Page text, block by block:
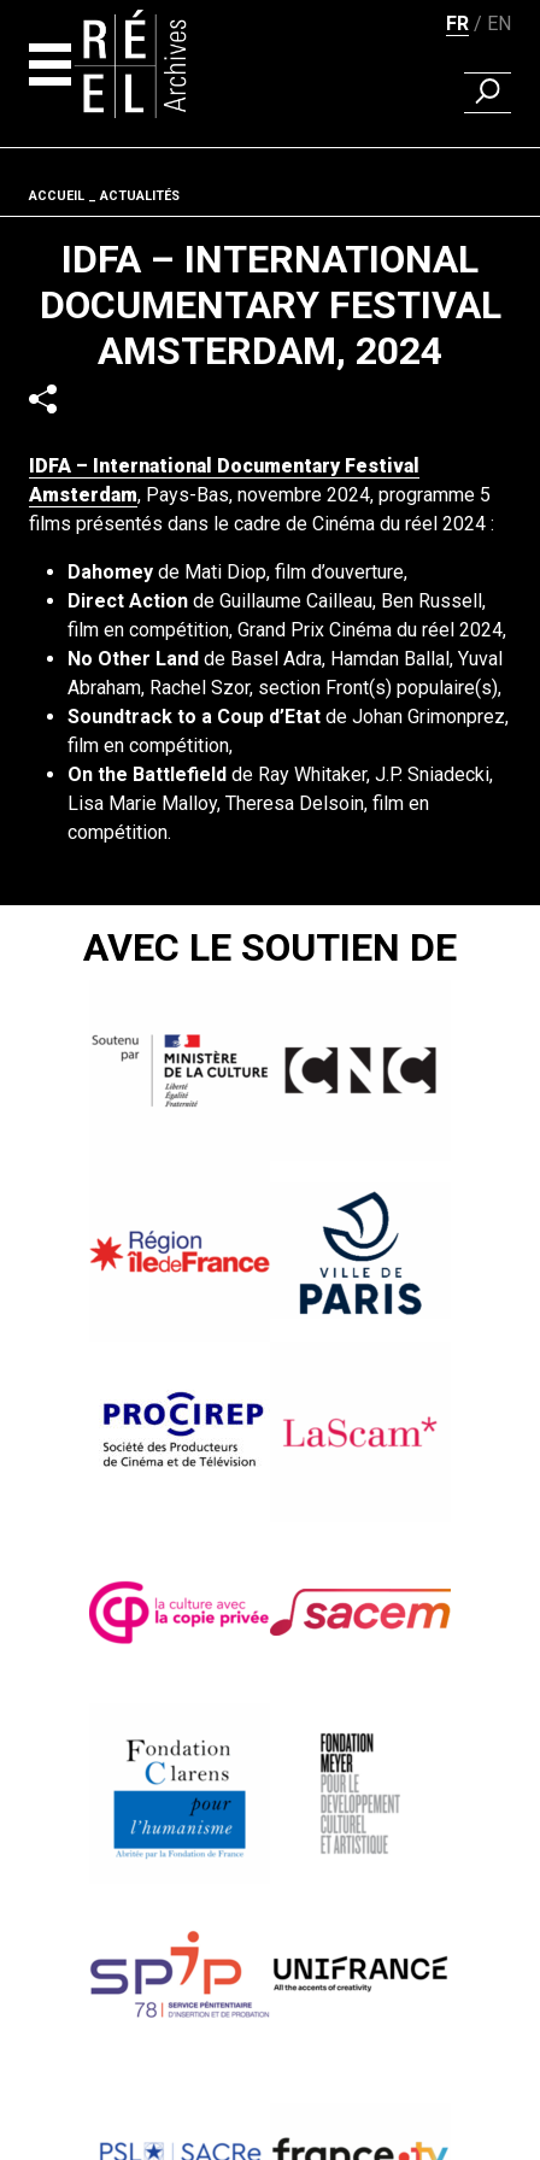
FR EN
Fil d'ariane
ACCUEIL ACTUALITÉS
IDFA – INTERNATIONAL
DOCUMENTARY FESTIVAL
AMSTERDAM, 2024
IDFA – International Documentary Festival
Amsterdam, Pays-Bas, novembre 2024, programme 5
films présentés dans le cadre de Cinéma du réel 2024 :
Dahomey de Mati Diop, film d’ouverture,
Direct Action de Guillaume Cailleau, Ben Russell,
film en compétition, Grand Prix Cinéma du réel 2024,
No Other Land de Basel Adra, Hamdan Ballal, Yuval
Abraham, Rachel Szor, section Front(s) populaire(s),
Soundtrack to a Coup d’Etat de Johan Grimonprez,
film en compétition,
On the Battlefield de Ray Whitaker, J.P. Sniadecki,
Lisa Marie Malloy, Theresa Delsoin, film en
compétition.
AVEC LE SOUTIEN DE